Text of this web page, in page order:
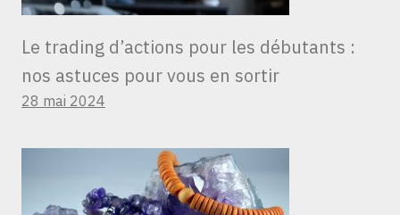
Le trading d’actions pour les débutants :
nos astuces pour vous en sortir
28 mai 2024